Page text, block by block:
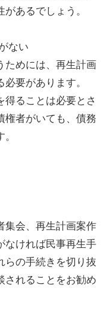
あるでしょう。
ない
ためには、再生計画
要があります。
得ることは必要とさ
権者がいても、債務
集会、再生計画案作
なければ民事再生手
らの手続きを切り抜
されることをお勧め